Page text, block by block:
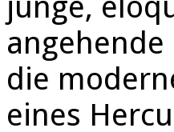
die
eines